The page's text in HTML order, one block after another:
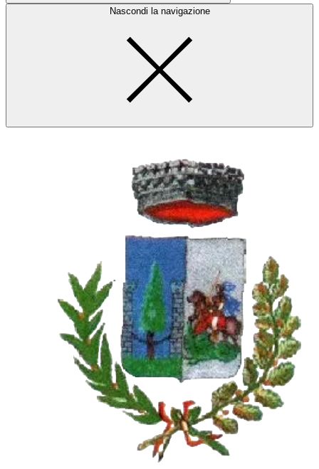
Nascondi la navigazione